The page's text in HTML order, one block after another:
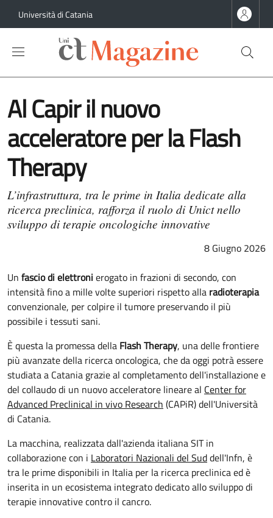
Università di Catania
Al Capir il nuovo
acceleratore per la Flash
Therapy
L’infrastruttura, tra le prime in Italia dedicate alla
ricerca preclinica, rafforza il ruolo di Unict nello
sviluppo di terapie oncologiche innovative
8 Giugno 2026
Un fascio di elettroni erogato in frazioni di secondo, con
intensità fino a mille volte superiori rispetto alla radioterapia
convenzionale, per colpire il tumore preservando il più
possibile i tessuti sani.
È questa la promessa della Flash Therapy, una delle frontiere
più avanzate della ricerca oncologica, che da oggi potrà essere
studiata a Catania grazie al completamento dell'installazione e
del collaudo di un nuovo acceleratore lineare al Center for
Advanced Preclinical in vivo Research (CAPiR) dell'Università
di Catania.
La macchina, realizzata dall'azienda italiana SIT in
collaborazione con i Laboratori Nazionali del Suddell'Infn, è
tra le prime disponibili in Italia per la ricerca preclinica ed è
inserita in un ecosistema integrato dedicato allo sviluppo di
terapie innovative contro il cancro.